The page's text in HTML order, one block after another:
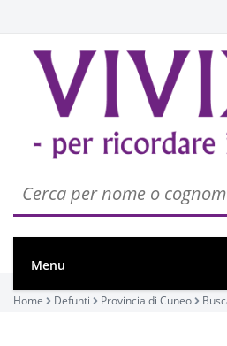
Menu
Home Defunti Provincia di Cuneo
PASSATE:
FUNERALE
Busca, Chiesa parrocchiale di
ROSARIO